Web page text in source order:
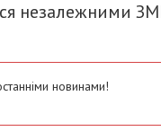
незалежними
новинами!